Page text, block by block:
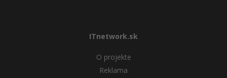
ITnetwork.sk
O projekte
Reklama